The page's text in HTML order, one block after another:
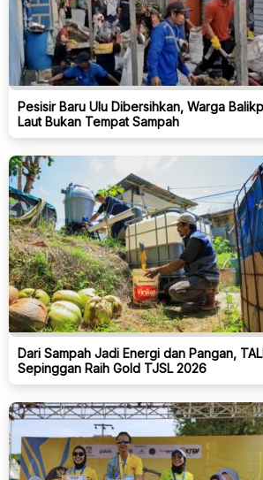
Pesisir Baru Ulu Dibersihkan, Warga
Laut Bukan Tempat Sampah
Dari Sampah Jadi Energi dan Pangan,
Sepinggan Raih Gold TJSL 2026